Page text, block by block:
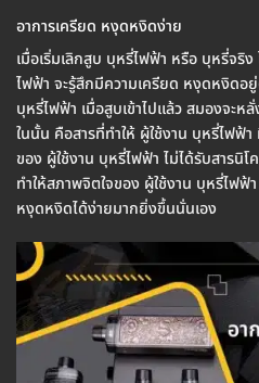
อาการเครียด หงุดหงิดง่าย
เมื่อเริ่มเลิกสูบ บุหรี่ไฟฟ้า หรือ บุหรี่จริ
ไฟฟ้า จะรู้สึกมีความเครียด หงุดหงิดอยู่
บุหรี่ไฟฟ้า เมื่อสูบเข้าไปแล้ว สมองจะห
ในนั้น คือสารที่ทำให้ ผู้ใช้งาน บุหรี่ไฟฟ้
ของ ผู้ใช้งาน บุหรี่ไฟฟ้า ไม่ได้รับสารนิ
ทำให้สภาพจิตใจของ ผู้ใช้งาน บุหรี่ไฟฟ้
หงุดหงิดได้ง่ายมากยิ่งขึ้นนั่นเอง